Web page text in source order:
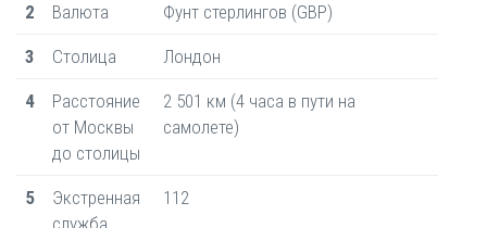
2 Валюта Фунт стерлингов (GBP)
3 Столица Лондон
4
Расстояние
от Москвы
до столицы
2 501 км (4 часа в пути на
самолете)
5
Экстренная
служба
112